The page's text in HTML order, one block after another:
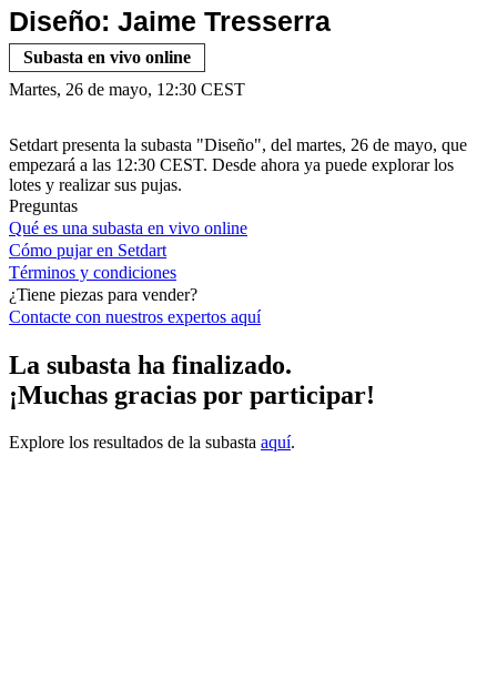
Diseño: Jaime Tresserra
Subasta en vivo online
Martes, 26 de mayo, 12:30 CEST
Setdart presenta la subasta "Diseño", del martes, 26 de mayo, que
empezará a las 12:30 CEST. Desde ahora ya puede explorar los
lotes y realizar sus pujas.
Preguntas
Qué es una subasta en vivo online
Cómo pujar en Setdart
Términos y condiciones
¿Tiene piezas para vender?
Contacte con nuestros expertos aquí
La subasta ha finalizado.
¡Muchas gracias por participar!
Explore los resultados de la subasta aquí.